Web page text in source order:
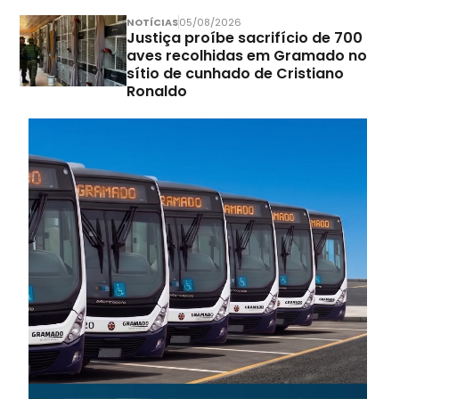
NOTÍCIAS05/08/2026
Justiça proíbe sacrifício de 700
aves recolhidas em Gramado no
sítio de cunhado de Cristiano
Ronaldo